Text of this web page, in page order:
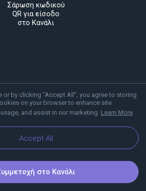
or by clicking "Accept All", you agree to storing
on your browser to enhance site
and assist in our marketing. Learn More
Accept All
Σάρωση κωδικού
QR για είσοδο
στο Κανάλι
για το Viber
στο Κανάλι